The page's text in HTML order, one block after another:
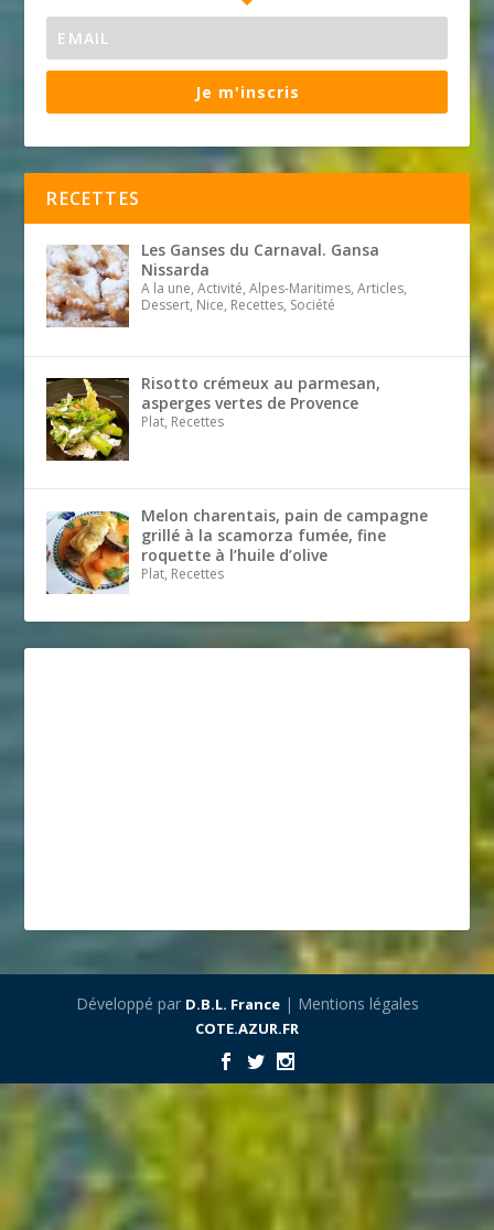
Je m'inscris
RECETTES
Les Ganses du Carnaval. Gansa
Nissarda
A la une, Activité, Alpes-Maritimes, Articles,
Dessert, Nice, Recettes, Société
Risotto crémeux au parmesan,
asperges vertes de Provence
Plat, Recettes
Melon charentais, pain de campagne
grillé à la scamorza fumée, fine
roquette à l’huile d’olive
Plat, Recettes
Développé par D.B.L. France| Mentions légales
COTE.AZUR.FR